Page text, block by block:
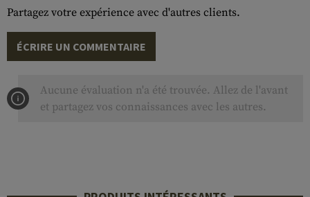
Partagez votre expérience avec d'autres clients.
ÉCRIRE UN COMMENTAIRE
Aucune évaluation n'a été trouvée. Allez de l'avant
et partagez vos connaissances avec les autres.